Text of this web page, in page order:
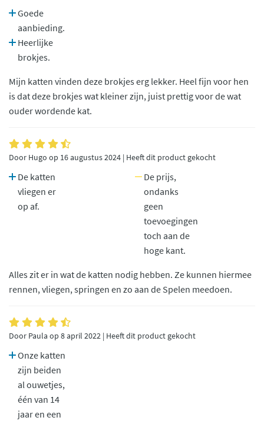
Goede
aanbieding.
Heerlijke
brokjes.
Mijn katten vinden deze brokjes erg lekker. Heel fijn voor hen
is dat deze brokjes wat kleiner zijn, juist prettig voor de wat
ouder wordende kat.
Door Hugo op 16 augustus 2024 | Heeft dit product gekocht
De katten
vliegen er
op af.
De prijs,
ondanks
geen
toevoegingen
toch aan de
hoge kant.
Alles zit er in wat de katten nodig hebben. Ze kunnen hiermee
rennen, vliegen, springen en zo aan de Spelen meedoen.
Door Paula op 8 april 2022 | Heeft dit product gekocht
Onze katten
zijn beiden
al ouwetjes,
één van 14
jaar en een